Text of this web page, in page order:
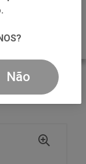
VOLTAR
Não